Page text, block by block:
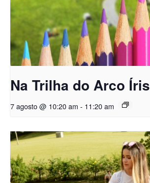
Na Trilha do Arco Íris
7 agosto @ 10:20 am - 11:20 am